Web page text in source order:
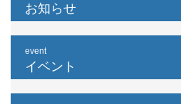
お知らせ
event
イベント